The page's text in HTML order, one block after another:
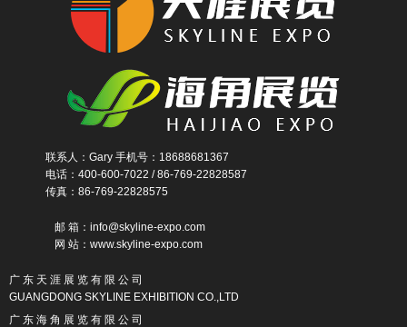
联系人：Gary 手机号：18688681367
电话：400-600-7022 / 86-769-22828587
传真：86-769-22828575
邮 箱：info@skyline-expo.com
网 站：www.skyline-expo.com
广 东 天 涯 展 览 有 限 公 司
GUANGDONG SKYLINE EXHIBITION CO.,LTD
广 东 海 角 展 览 有 限 公 司